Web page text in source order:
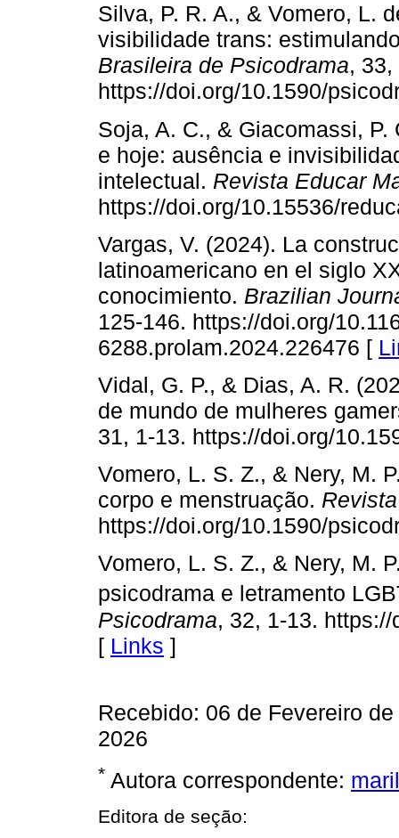
Silva, P. R. A., & Vomero, L.
visibilidade trans:
Brasileira de Psicodrama, 33,
https://doi.org/10.1590/
Soja, A. C., & Giacomassi,
e hoje: ausência e
intelectual. Revista Educar
https://doi.org/10.15536/
Vargas, V. (2024). La
latinoamericano en el siglo
conocimiento. Brazilian
125-146. https://doi.org/
6288.prolam.2024.226476 [
Vidal, G. P., & Dias, A. R.
de mundo de mulheres
31, 1-13. https://doi.org/
Vomero, L. S. Z., & Nery, M.
corpo e menstruação.
https://doi.org/10.1590/
Vomero, L. S. Z., & Nery, M.
psicodrama e letramento
Psicodrama, 32, 1-13.
[ Links ]
Recebido: 06 de Fevereiro
2026
* Autora correspondente:
Editora de seção: